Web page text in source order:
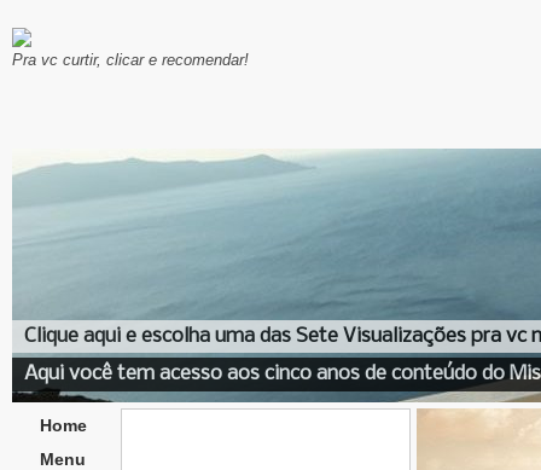
Pra vc curtir, clicar e recomendar!
Clique aqui e escolha uma das Sete Visualizações pra vc
Aqui você tem acesso aos cinco anos de conteúdo do
Home
Menu